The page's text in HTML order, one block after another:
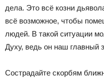
дела. Это всё козни
всё возможное, чтобы
людей. В такой ситуации
Духу, ведь он наш главный
Сострадайте скорбям